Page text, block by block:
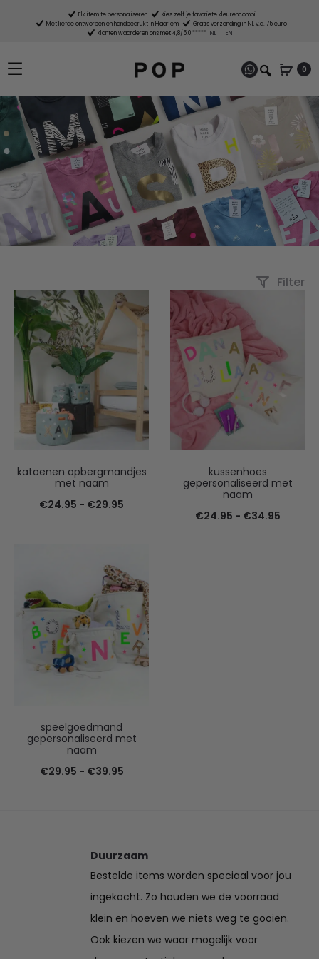
Elk item te personaliseren
Kies zelf je favoriete kleurencombi
Met liefde ontworpen en handbedrukt in Haarlem
Gratis verzending in NL v.a. 75 euro
Klanten waarderen ons met 4,8/5.0 ***** NL EN
0
Filter
katoenen opbergmandjes
met naam
€24.95 - €29.95
kussenhoes
gepersonaliseerd met
naam
€24.95 - €34.95
speelgoedmand
gepersonaliseerd met
naam
€29.95 - €39.95Prijsklasse:
Duurzaam
Bestelde items worden speciaal voor jou
ingekocht. Zo houden we de voorraad
klein en hoeven we niets weg te gooien.
Ook kiezen we waar mogelijk voor